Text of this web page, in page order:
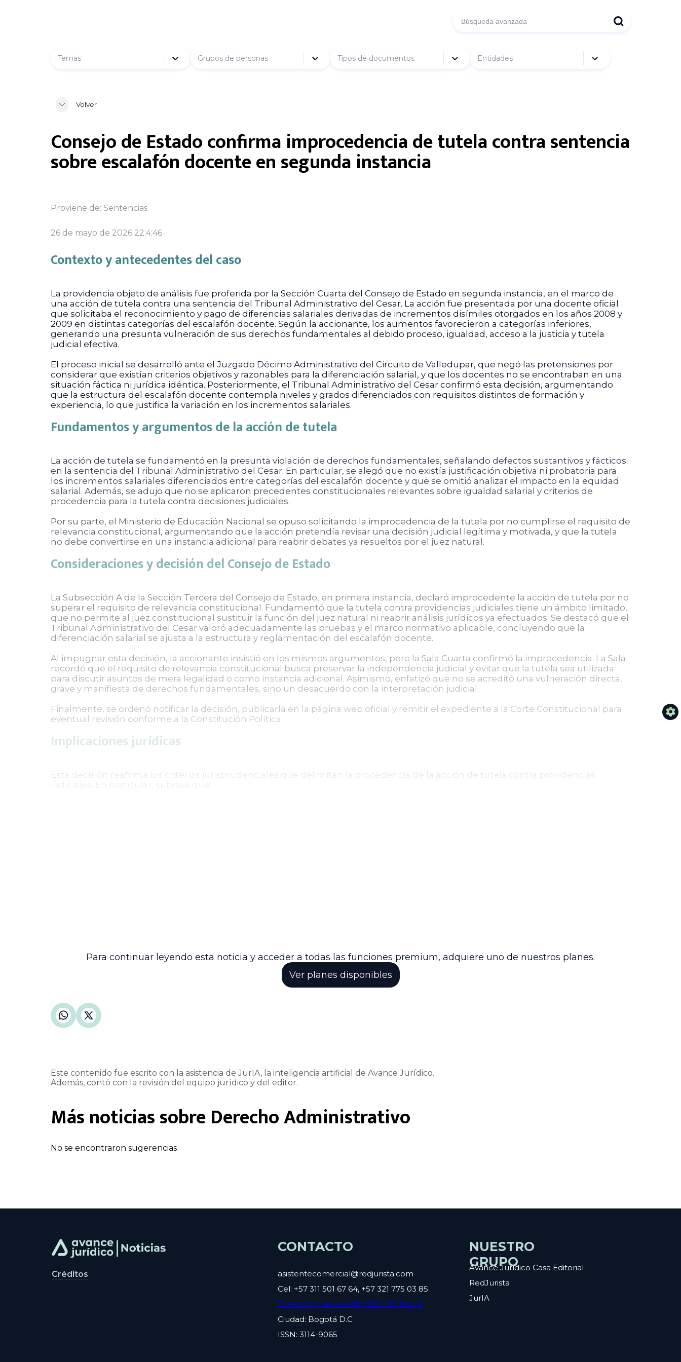
Temas Grupos de personas Tipos de documentos Entidades
Volver
Consejo de Estado confirma improcedencia de tutela contra sentencia
sobre escalafón docente en segunda instancia
Proviene de: Sentencias
26 de mayo de 2026 22:4:46
Contexto y antecedentes del caso
La providencia objeto de análisis fue proferida por la Sección Cuarta del Consejo de Estado en segunda instancia, en el marco de
una acción de tutela contra una sentencia del Tribunal Administrativo del Cesar. La acción fue presentada por una docente oficial
que solicitaba el reconocimiento y pago de diferencias salariales derivadas de incrementos disímiles otorgados en los años 2008 y
2009 en distintas categorías del escalafón docente. Según la accionante, los aumentos favorecieron a categorías inferiores,
generando una presunta vulneración de sus derechos fundamentales al debido proceso, igualdad, acceso a la justicia y tutela
judicial efectiva.
El proceso inicial se desarrolló ante el Juzgado Décimo Administrativo del Circuito de Valledupar, que negó las pretensiones por
considerar que existían criterios objetivos y razonables para la diferenciación salarial, y que los docentes no se encontraban en una
situación fáctica ni jurídica idéntica. Posteriormente, el Tribunal Administrativo del Cesar confirmó esta decisión, argumentando
que la estructura del escalafón docente contempla niveles y grados diferenciados con requisitos distintos de formación y
experiencia, lo que justifica la variación en los incrementos salariales.
Fundamentos y argumentos de la acción de tutela
La acción de tutela se fundamentó en la presunta violación de derechos fundamentales, señalando defectos sustantivos y fácticos
en la sentencia del Tribunal Administrativo del Cesar. En particular, se alegó que no existía justificación objetiva ni probatoria para
los incrementos salariales diferenciados entre categorías del escalafón docente y que se omitió analizar el impacto en la equidad
salarial. Además, se adujo que no se aplicaron precedentes constitucionales relevantes sobre igualdad salarial y criterios de
procedencia para la tutela contra decisiones judiciales.
Por su parte, el Ministerio de Educación Nacional se opuso solicitando la improcedencia de la tutela por no cumplirse el requisito de
relevancia constitucional, argumentando que la acción pretendía revisar una decisión judicial legítima y motivada, y que la tutela
no debe convertirse en una instancia adicional para reabrir debates ya resueltos por el juez natural.
Consideraciones y decisión del Consejo de Estado
La Subsección A de la Sección Tercera del Consejo de Estado, en primera instancia, declaró improcedente la acción de tutela por no
superar el requisito de relevancia constitucional. Fundamentó que la tutela contra providencias judiciales tiene un ámbito limitado,
que no permite al juez constitucional sustituir la función del juez natural ni reabrir análisis jurídicos ya efectuados. Se destacó que el
Tribunal Administrativo del Cesar valoró adecuadamente las pruebas y el marco normativo aplicable, concluyendo que la
diferenciación salarial se ajusta a la estructura y reglamentación del escalafón docente.
Al impugnar esta decisión, la accionante insistió en los mismos argumentos, pero la Sala Cuarta confirmó la improcedencia. La Sala
recordó que el requisito de relevancia constitucional busca preservar la independencia judicial y evitar que la tutela sea utilizada
para discutir asuntos de mera legalidad o como instancia adicional. Asimismo, enfatizó que no se acreditó una vulneración directa,
grave y manifiesta de derechos fundamentales, sino un desacuerdo con la interpretación judicial.
Finalmente, se ordenó notificar la decisión, publicarla en la página web oficial y remitir el expediente a la Corte Constitucional para
eventual revisión conforme a la Constitución Política.
Implicaciones jurídicas
Esta decisión reafirma los criterios jurisprudenciales que delimitan la procedencia de la acción de tutela contra providencias
Para continuar leyendo esta noticia y acceder a todas las funciones premium, adquiere uno de nuestros planes.
Ver planes disponibles
Este contenido fue escrito con la asistencia de JurIA, la inteligencia artificial de Avance Jurídico.
Además, contó con la revisión del equipo jurídico y del editor.
Más noticias sobreDerecho Administrativo
No se encontraron sugerencias
Créditos
CONTACTO
asistentecomercial@redjurista.com
Cel: +57 311 501 67 64, +57 321 775 03 85
Dirección: Carrera 6N° 26B - 85 Piso 9
Ciudad: Bogotá D.C
ISSN: 3114-9065
NUESTRO
GRUPO
Avance Jurídico Casa Editorial
RedJurista
JurIA